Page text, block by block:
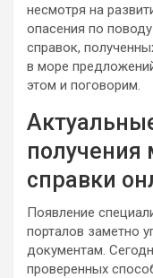
несмотря на
опасения по
справок,
в море
этом и поговорим.
получения
справки
Появление
порталов заметно
документам.
проверенных